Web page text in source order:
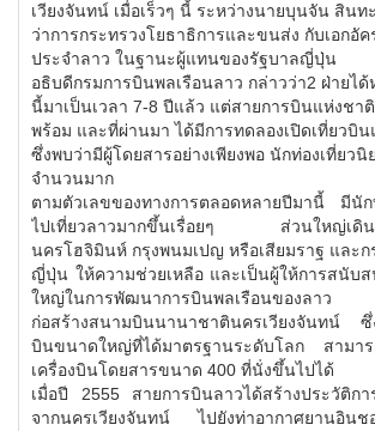
เวียงจันทน์ เมื่อเร็วๆ นี้ ระหว่างนายบุนจัน สินท
ว่าการกระทรวงโยธาธิการและขนส่ง กับเอกอั
ประจำลาว ในฐานะผู้แทนของรัฐบาลญี่ปุ่น
อธิบดีกรมการบินพลเรือนลาว กล่าวว่า2 ฝ่ายได้
นี้มาเป็นเวลา 7-8 ปีแล้ว แต่สายการบินแห่งชา
พร้อม และที่ผ่านมา ได้มีการทดลองเปิดเที่ยวบิน
ซึ่งพบว่ามีผู้โดยสารอย่างเพียงพอ นักท่องเที่ยวนิ
จำนวนมาก
ตามตัวเลขของทางการตลอดหลายปีมานี้ มีนั
ไปเที่ยวลาวมากขึ้นเรื่อยๆ ส่วนใหญ่เดินท
นครโฮจิมินห์ กรุงพนมเปญ หรือเสียมราฐ และก
ญี่ปุ่น ให้ความช่วยเหลือ และเป็นผู้ให้การสนับ
ใหญ่ในการพัฒนาการบินพลเรือนของลาว
ก่อสร้างสนามบินนานาชาตินครเวียงจันทน์ ซึ่
บินขนาดใหญ่ที่ได้มาตรฐานระดับโลก สามาร
เครื่องบินโดยสารขนาด 400 ที่นั่งขึ้นไปได้
เมื่อปี 2555 สายการบินลาวได้สร้างประวัติก
จากนครเวียงจันทน์ ไปยังท่าอากาศยานอิน